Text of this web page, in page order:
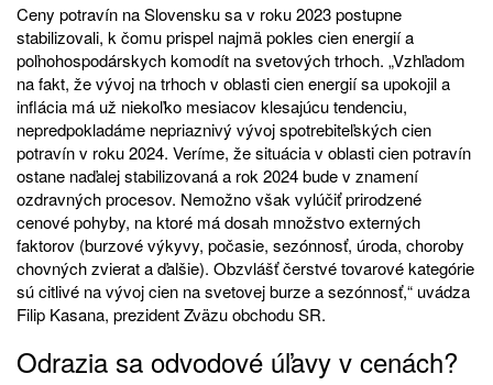
Ceny potravín na Slovensku sa v roku 2023 postupne
stabilizovali, k čomu prispel najmä pokles cien energií a
poľnohospodárskych komodít na svetových trhoch. „Vzhľadom
na fakt, že vývoj na trhoch v oblasti cien energií sa upokojil a
inflácia má už niekoľko mesiacov klesajúcu tendenciu,
nepredpokladáme nepriaznivý vývoj spotrebiteľských cien
potravín v roku 2024. Veríme, že situácia v oblasti cien potravín
ostane naďalej stabilizovaná a rok 2024 bude v znamení
ozdravných procesov. Nemožno však vylúčiť prirodzené
cenové pohyby, na ktoré má dosah množstvo externých
faktorov (burzové výkyvy, počasie, sezónnosť, úroda, choroby
chovných zvierat a ďalšie). Obzvlášť čerstvé tovarové kategórie
sú citlivé na vývoj cien na svetovej burze a sezónnosť,“ uvádza
Filip Kasana, prezident Zväzu obchodu SR.
Odrazia sa odvodové úľavy v cenách?